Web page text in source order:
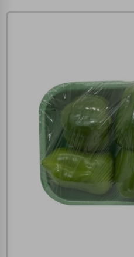
Πολλαπλή αναζήτηση
Χρησιμοποιήστε τη για
προϊόντων.
Γράψτε τα προϊόντα που
τους, και κάντε κλικ στο
εμφανιστούν
για κάθε προϊόν.
Ενημέρωση